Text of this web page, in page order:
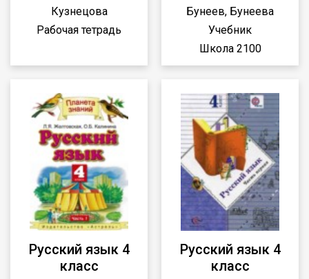
Кузнецова
Рабочая тетрадь
Бунеев, Бунеева
Учебник
Школа 2100
Русский язык 4
класс
Русский язык 4
класс